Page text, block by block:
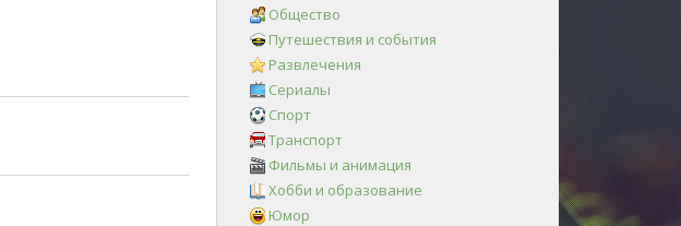
Общество
Путешествия и события
Развлечения
Сериалы
Спорт
Транспорт
Фильмы и анимация
Хобби и образование
Юмор